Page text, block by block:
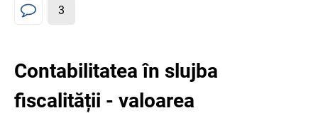
3
Contabilitatea în slujba
fiscalității - valoarea